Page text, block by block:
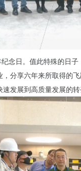
念日。值此特殊的日
分享六年来所取得的
发展到高质量发展的